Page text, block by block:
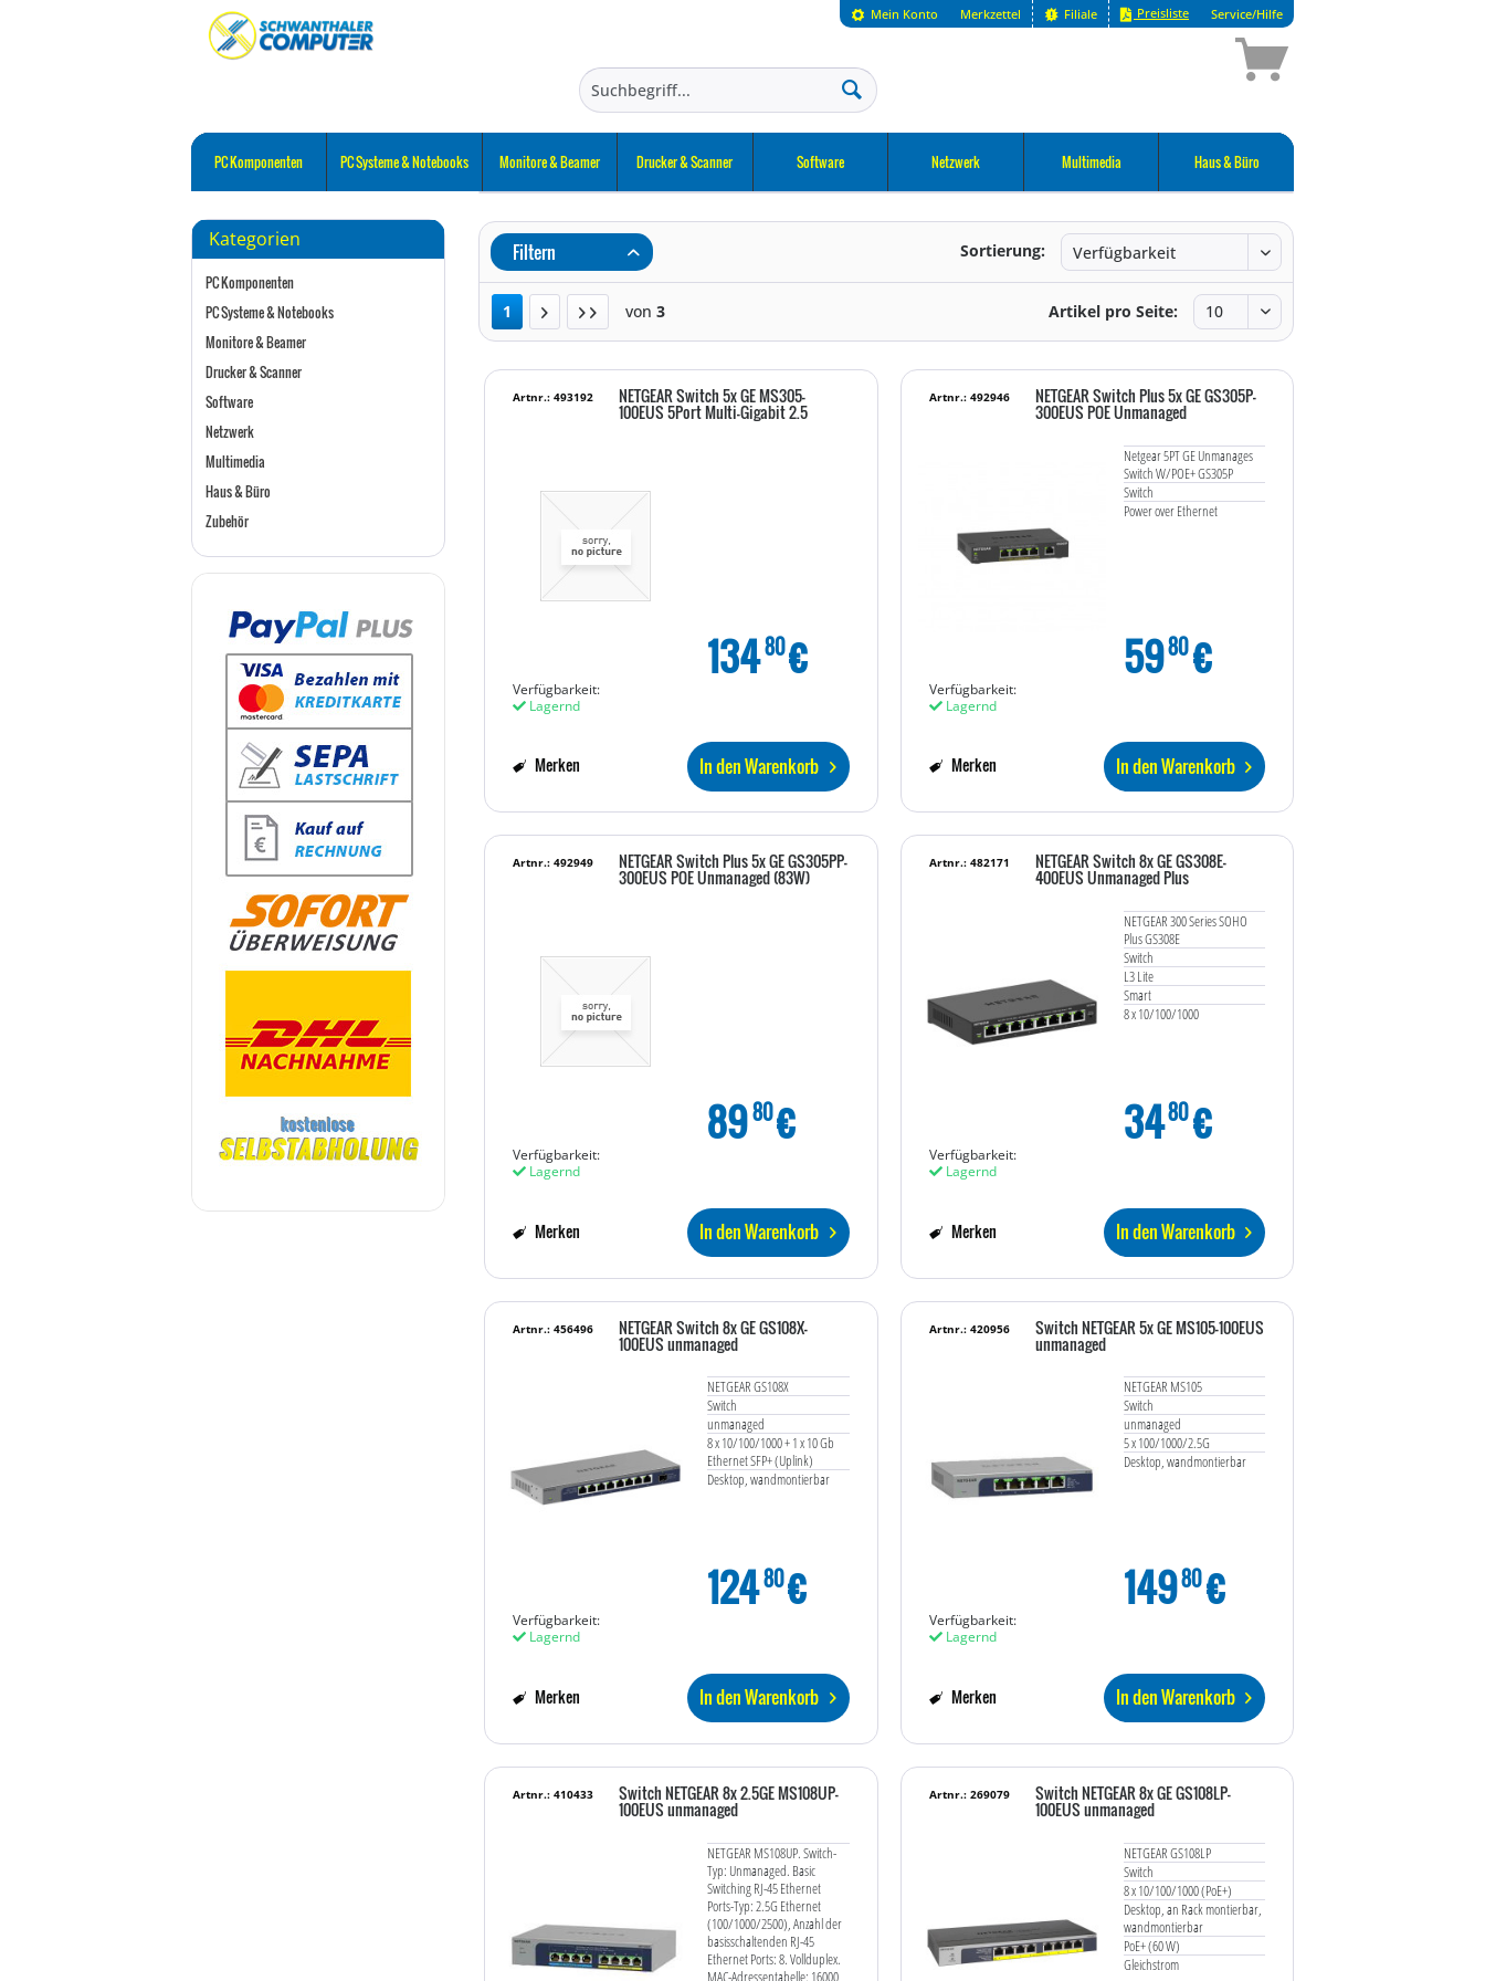
Mein Konto Merkzettel Filiale Preisliste Service/Hilfe
PC Komponenten PC Systeme & Notebooks Monitore & Beamer Drucker & Scanner Software Netzwerk Multimedia Haus & Büro
Kategorien
PC Komponenten
PC Systeme & Notebooks
Monitore & Beamer
Drucker & Scanner
Software
Netzwerk
Multimedia
Haus & Büro
Zubehör
Filtern Sortierung:
1 von 3 Artikel pro Seite:
NETGEAR Switch 5x GE MS305-
100EUS 5Port Multi-Gigabit 2.5
Artnr.: 493192
13480€
Verfügbarkeit:
Lagernd
In den Warenkorb
Merken
NETGEAR Switch Plus 5x GE GS305P-
300EUS POE Unmanaged
Netgear 5PT GE Unmanages
Switch W/POE+ GS305P
Switch
Power over Ethernet
Artnr.: 492946
5980€
Verfügbarkeit:
Lagernd
In den Warenkorb
Merken
NETGEAR Switch Plus 5x GE GS305PP-
300EUS POE Unmanaged (83W)
Artnr.: 492949
8980€
Verfügbarkeit:
Lagernd
In den Warenkorb
Merken
NETGEAR Switch 8x GE GS308E-
400EUS Unmanaged Plus
NETGEAR 300 Series SOHO
Plus GS308E
Switch
L3 Lite
Smart
8 x 10/100/1000
Artnr.: 482171
3480€
Verfügbarkeit:
Lagernd
In den Warenkorb
Merken
NETGEAR Switch 8x GE GS108X-
100EUS unmanaged
NETGEAR GS108X
Switch
unmanaged
8 x 10/100/1000 + 1 x 10 Gb
Ethernet SFP+ (Uplink)
Desktop, wandmontierbar
Artnr.: 456496
12480€
Verfügbarkeit:
Lagernd
In den Warenkorb
Merken
Switch NETGEAR 5x GE MS105-100EUS
unmanaged
NETGEAR MS105
Switch
unmanaged
5 x 100/1000/2.5G
Desktop, wandmontierbar
Artnr.: 420956
14980€
Verfügbarkeit:
Lagernd
In den Warenkorb
Merken
Switch NETGEAR 8x 2.5GE MS108UP-
100EUS unmanaged
NETGEAR MS108UP. Switch-
Typ: Unmanaged. Basic
Switching RJ-45 Ethernet
Ports-Typ: 2.5G Ethernet
(100/1000/2500), Anzahl der
basisschaltenden RJ-45
Ethernet Ports: 8. Vollduplex.
MAC-Adressentabelle: 16000
Artnr.: 410433 Switch NETGEAR 8x GE GS108LP-
100EUS unmanaged
NETGEAR GS108LP
Switch
8 x 10/100/1000 (PoE+)
Desktop, an Rack montierbar,
wandmontierbar
PoE+ (60 W)
Gleichstrom
Artnr.: 269079